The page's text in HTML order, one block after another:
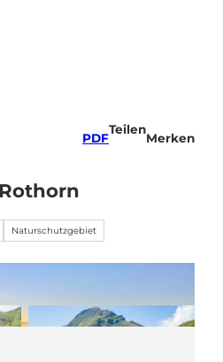
PDF
Teilen
Merken
Naturschutzgebiet